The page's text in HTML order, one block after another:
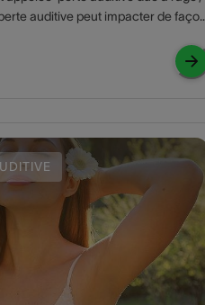
auditive peut impacter de
et peut-elle être traitée ?